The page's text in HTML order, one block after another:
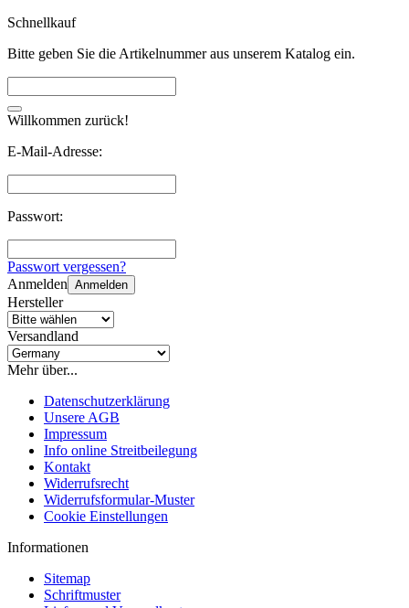
Schnellkauf
Bitte geben Sie die Artikelnummer aus unserem Katalog ein.
Willkommen zurück!
E-Mail-Adresse:
Passwort:
Passwort vergessen?
Anmelden Anmelden
Hersteller
Versandland
Mehr über...
Datenschutzerklärung
Unsere AGB
Impressum
Info online Streitbeilegung
Kontakt
Widerrufsrecht
Widerrufsformular-Muster
Cookie Einstellungen
Informationen
Sitemap
Schriftmuster